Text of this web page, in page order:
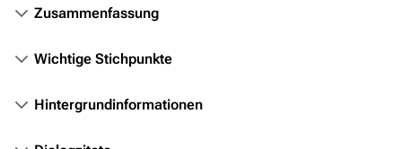
Das Stargate-Universum
Themenportal
Zusammenfassung
Wichtige Stichpunkte
Hintergrundinformationen